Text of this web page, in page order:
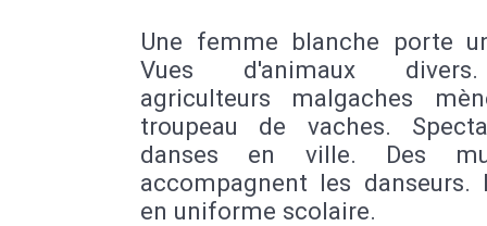
Une femme blanche porte
Vues d'animaux
agriculteurs malgaches
troupeau de vaches.
danses en ville. Des
accompagnent les danseurs.
en uniforme scolaire.